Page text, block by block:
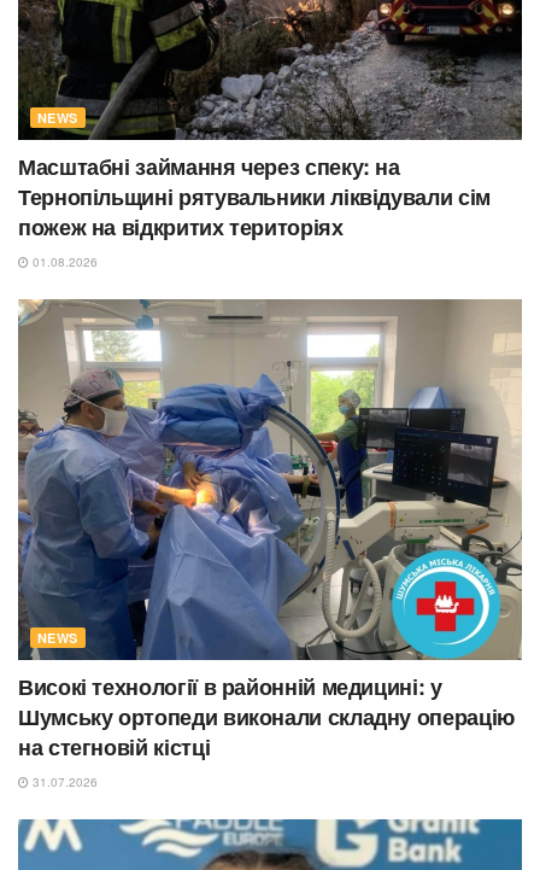
NEWS
Масштабні займання через спеку: на
Тернопільщині рятувальники ліквідували сім
пожеж на відкритих територіях
01.08.2026
NEWS
Високі технології в районній медицині: у
Шумську ортопеди виконали складну операцію
на стегновій кістці
31.07.2026